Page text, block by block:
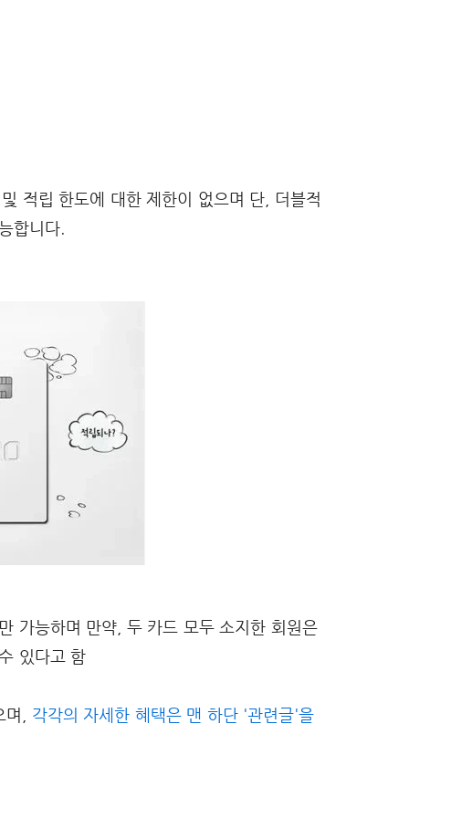
적립 한도에 대한 제한이 없으며 단, 더블적
합니다.
가능하며 만약, 두 카드 모두 소지한 회원은
있다고 함
, 각각의 자세한 혜택은 맨 하단 '관련글'을